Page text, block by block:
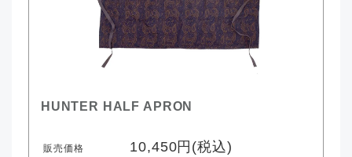
HUNTER HALF APRON
販売価格 10,450円(税込)